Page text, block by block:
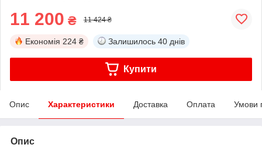
11 200 ₴ 11 424 ₴
Економія 224 ₴ Залишилось 40 днів
Купити
Опис Характеристики Доставка Оплата Умови
Опис